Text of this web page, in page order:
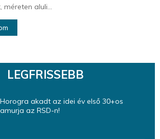
méreten aluli...
LEGFRISSEBB
Horogra akadt az idei év első 30+os
amurja az RSD-n!